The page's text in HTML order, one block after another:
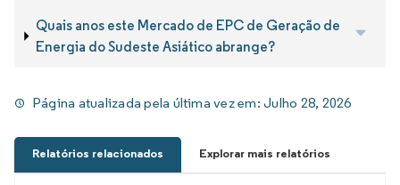
Quais anos este Mercado de EPC de Geração de
Energia do Sudeste Asiático abrange?
Página atualizada pela última vez em:Julho 28, 2026
Relatórios relacionados Explorar mais relatórios